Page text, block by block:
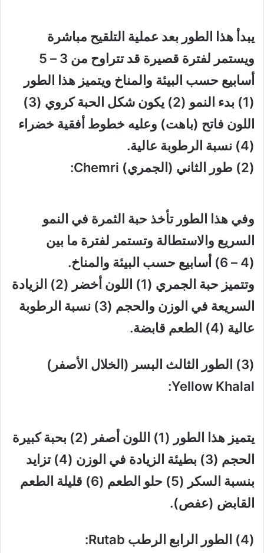
يبدأ هذا الطور بعد عملية التلقيح مباشرة
ويستمر لفترة قصيرة قد تتراوح من 3 – 5
أسابيع حسب البيئة والمناخ ويتميز هذا الطور
(1) بدء النمو (2) يكون شكل الحبة كروي (3)
اللون فاتح (باهت) وعليه خطوط أفقية خضراء
(4) نسبة الرطوبة عالية.
(2) طور الثاني (الجمري) Chemri:
وفي هذا الطور تأخذ حبة الثمرة في النمو
السريع والاستطالة وتستمر لفترة ما بين
(4 – 6) أسابيع حسب البيئة والمناخ.
وتتميز حبة الجمري (1) اللون أخضر (2) الزيادة
السريعة في الوزن والحجم (3) نسبة الرطوبة
عالية (4) الطعم قابضة.
(3) الطور الثالث البسر (الخلال الأصفر)
Yellow Khalal:
يتميز هذا الطور (1) اللون أصفر (2) بحبة كبيرة
الحجم (3) بطيئة الزيادة في الوزن (4) تزايد
بنسبة السكر (5) حلو الطعم (6) قليلة الطعم
القابض (عفص).
(4) الطور الرابع الرطب Rutab: